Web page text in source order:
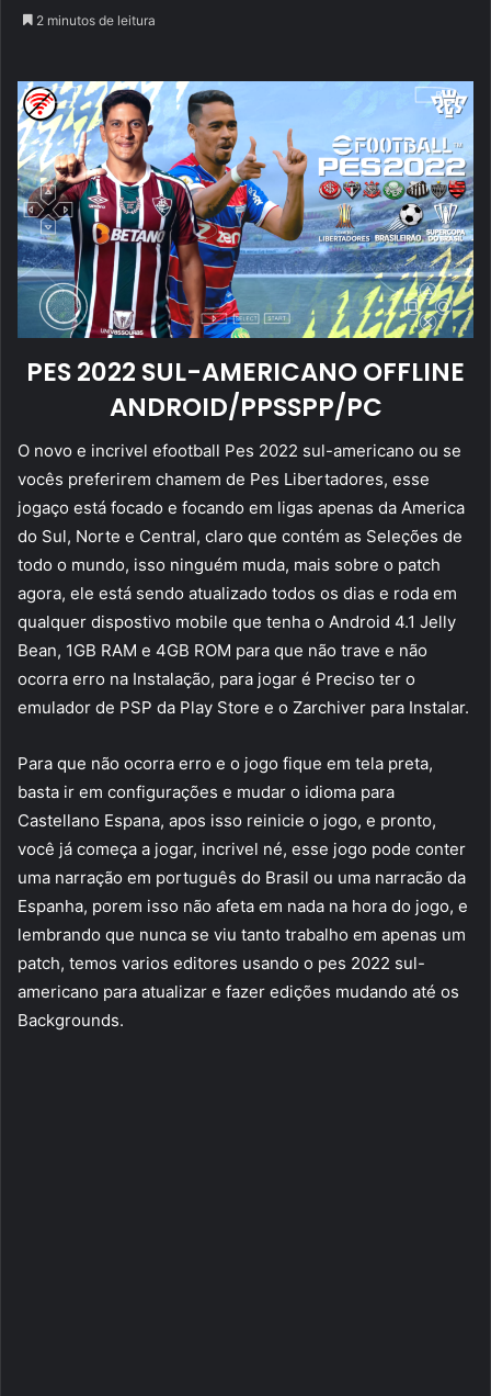
2 minutos de leitura
PES 2022 SUL-AMERICANO OFFLINE
ANDROID/PPSSPP/PC
O novo e incrivel efootball Pes 2022 sul-americano ou se
vocês preferirem chamem de Pes Libertadores, esse
jogaço está focado e focando em ligas apenas da America
do Sul, Norte e Central, claro que contém as Seleções de
todo o mundo, isso ninguém muda, mais sobre o patch
agora, ele está sendo atualizado todos os dias e roda em
qualquer dispostivo mobile que tenha o Android 4.1 Jelly
Bean, 1GB RAM e 4GB ROM para que não trave e não
ocorra erro na Instalação, para jogar é Preciso ter o
emulador de PSP da Play Store e o Zarchiver para Instalar.
Para que não ocorra erro e o jogo fique em tela preta,
basta ir em configurações e mudar o idioma para
Castellano Espana, apos isso reinicie o jogo, e pronto,
você já começa a jogar, incrivel né, esse jogo pode conter
uma narração em português do Brasil ou uma narracão da
Espanha, porem isso não afeta em nada na hora do jogo, e
lembrando que nunca se viu tanto trabalho em apenas um
patch, temos varios editores usando o pes 2022 sul-
americano para atualizar e fazer edições mudando até os
Backgrounds.